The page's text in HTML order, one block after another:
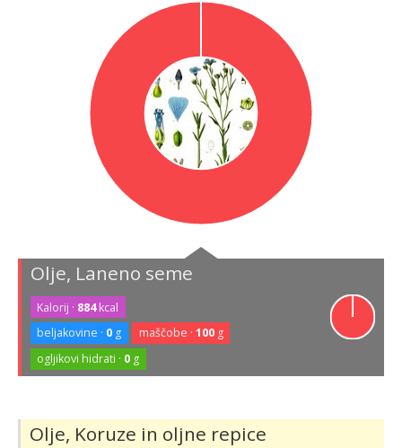
Olje, Laneno seme
Kalorij · 884kcal
beljakovine · 0 g maščobe · 100g
ogljikovi hidrati · 0 g
Olje, Koruze in oljne repice